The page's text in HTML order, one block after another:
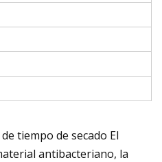
tiempo de secado El
antibacteriano, la